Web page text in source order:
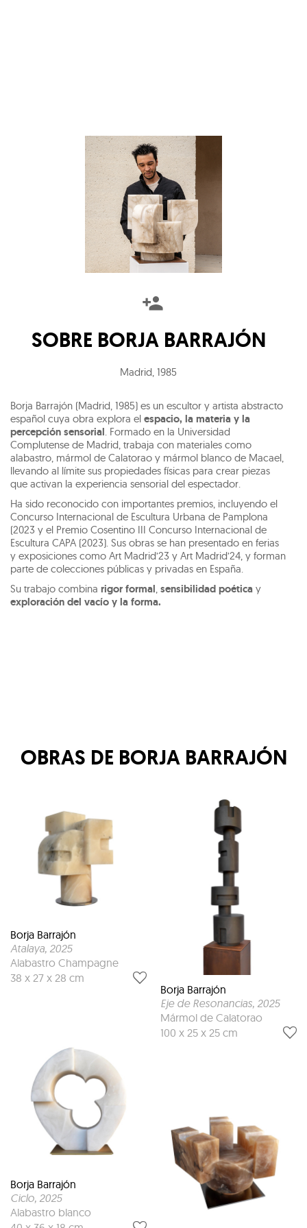
SOBRE BORJA BARRAJÓN
Madrid, 1985
Borja Barrajón (Madrid, 1985) es un escultor y artista abstracto
español cuya obra explora el espacio, la materia y la
percepción sensorial. Formado en la Universidad
Complutense de Madrid, trabaja con materiales como
alabastro, mármol de Calatorao y mármol blanco de Macael,
llevando al límite sus propiedades físicas para crear piezas
que activan la experiencia sensorial del espectador.
Ha sido reconocido con importantes premios, incluyendo el
Concurso Internacional de Escultura Urbana de Pamplona
(2023 y el Premio Cosentino III Concurso Internacional de
Escultura CAPA (2023). Sus obras se han presentado en ferias
y exposiciones como Art Madrid’23 y Art Madrid’24, y forman
parte de colecciones públicas y privadas en España.
Su trabajo combina rigor formal, sensibilidad poética y
exploración del vacío y la forma.
OBRAS DE BORJA BARRAJÓN
Borja Barrajón
Atalaya, 2025
Alabastro Champagne
38 x 27 x 28 cm
Borja Barrajón
Ciclo, 2025
Alabastro blanco
Borja Barrajón
Eje de Resonancias, 2025
Mármol de Calatorao
100 x 25 x 25 cm